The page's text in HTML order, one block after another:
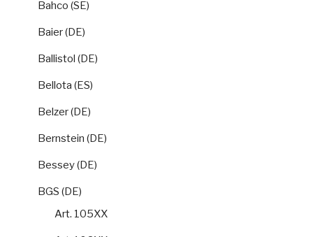
Bahco (SE)
Baier (DE)
Ballistol (DE)
Bellota (ES)
Belzer (DE)
Bernstein (DE)
Bessey (DE)
BGS (DE)
Art. 105XX